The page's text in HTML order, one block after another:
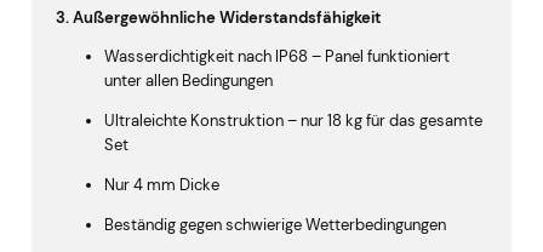
3. Außergewöhnliche Widerstandsfähigkeit
Wasserdichtigkeit nach IP68 – Panel funktioniert
unter allen Bedingungen
Ultraleichte Konstruktion – nur 18 kg für das gesamte
Set
Nur 4 mm Dicke
Beständig gegen schwierige Wetterbedingungen